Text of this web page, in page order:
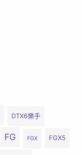
DTX6樂手
FG FGX FGX5